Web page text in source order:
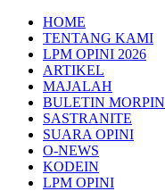
HOME
TENTANG KAMI
LPM OPINI 2026
ARTIKEL
MAJALAH
BULETIN MORPIN
SASTRANITE
SUARA OPINI
O-NEWS
KODEIN
LPM OPINI